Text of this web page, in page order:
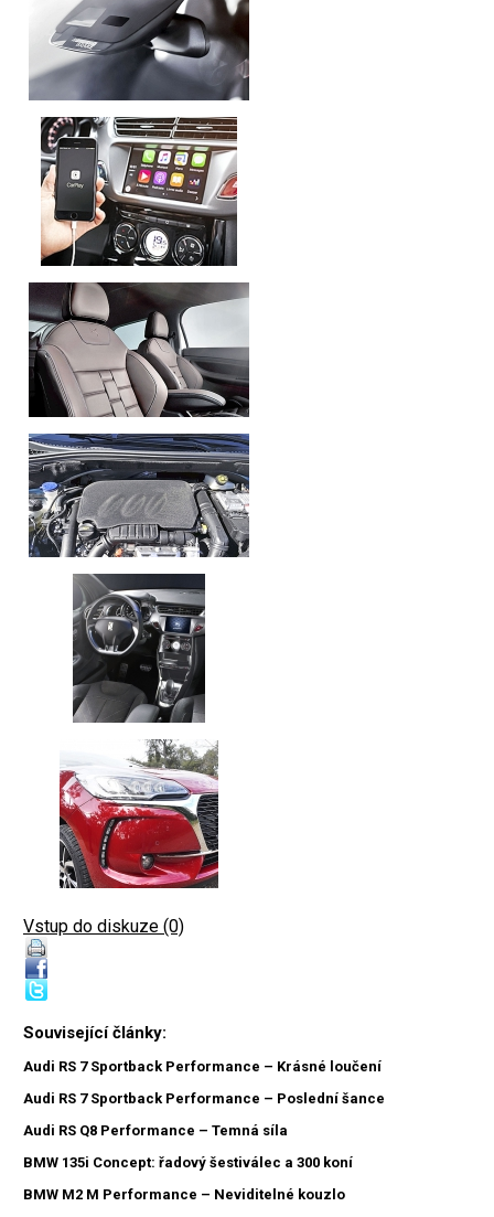
Vstup do diskuze (0)
Související články:
Audi RS 7 Sportback Performance – Krásné loučení
Audi RS 7 Sportback Performance – Poslední šance
Audi RS Q8 Performance – Temná síla
BMW 135i Concept: řadový šestiválec a 300 koní
BMW M2 M Performance – Neviditelné kouzlo